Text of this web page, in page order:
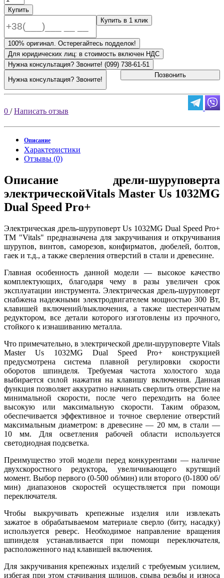
Купить
Купить в 1 клик
100% оригинал. Остерегайтесь подделок!
Для юридических лиц: в стоимость включен НДС
Нужна консультация? Звоните! (099) 738-61-51
Нужна консультация? Звоните!
Позвонить
0 /Написать отзыв
Описание
Характеристики
Отзывы (0)
Описание дрели-шуруповерта
электрическойVitals Master Us 1032MG
Dual Speed Pro+
Электрическая дрель-шуруповерт Us 1032MG Dual Speed Pro+
ТМ "Vitals" предназначена для закручивания и откручивания
шурупов, винтов, саморезов, конфирматов, дюбелей, болтов,
гаек и т.д., а также сверления отверстий в стали и древесине.
Главная особенность данной модели — высокое качество
комплектующих, благодаря чему в разы увеличен срок
эксплуатации инструмента. Электрическая дрель-шуруповерт
снабжена надежными электродвигателем мощностью 300 Вт,
клавишей включений/выключения, а также шестеренчатым
редуктором, все детали которого изготовлены из прочного,
стойкого к изнашиванию металла.
Что примечательно, в электрической дрели-шуруповерте Vitals
Master Us 1032MG Dual Speed Pro+ конструкцией
предусмотрена система плавной регулировки скорости
оборотов шпинделя. Требуемая частота холостого хода
выбирается силой нажатия на клавишу включения. Данная
функция позволяет аккуратно начинать сверлить отверстие на
минимальной скорости, после чего переходить на более
высокую или максимальную скорости. Таким образом,
обеспечивается эффективное и точное сверление отверстий
максимальным диаметром: в древесине — 20 мм, в стали —
10 мм. Для осветления рабочей области используется
светодиодная подсветка.
Преимущество этой модели перед конкурентами — наличие
двухскоростного редуктора, увеличивающего крутящий
момент. Выбор первого (0-500 об/мин) или второго (0-1800 об/
мин) диапазонов скоростей осуществляется при помощи
переключателя.
Чтобы выкручивать крепежные изделия или извлекать
зажатое в обрабатываемом материале сверло (биту, насадку)
используется реверс. Необходимое направление вращения
шпинделя устанавливается при помощи переключателя,
расположенного над клавишей включения.
Для закручивания крепежных изделий с требуемым усилием,
избегая при этом стачивания шлицов, срыва резьбы и износа